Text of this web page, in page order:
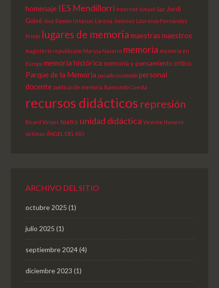
homenaje IES Mendillorri Internet Ismael Saz Jordi
Guixé José Ramón Urtasun Lorena Jiménez Lourenzo Fernández
Prieto lugares de memoria maestras maestros
magisterio republicano Marysa Navarro memoria memoria en
Europa memoria histórica memoria y pensamiento crítico
Parque de la Memoria pasado incómodo personal
docente políticas de memoria Raimundo Cuesta
recursos didácticos represión
Ricard Vinyes teatro unidad didáctica Vicente Navarro
víctimas ÁNGEL DEL RÍO
ARCHIVO DEL SITIO
octubre 2025 (1)
julio 2025 (1)
septiembre 2024(4)
diciembre 2023 (1)